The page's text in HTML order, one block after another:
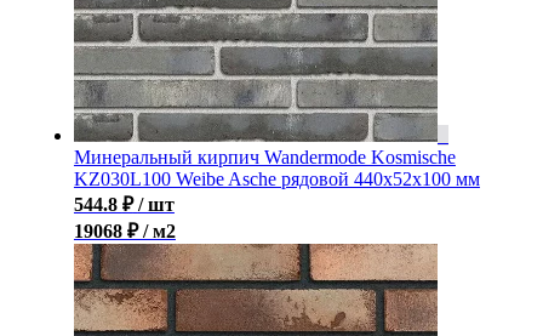
Минеральный кирпич Wandermode Kosmische
KZ030L100 Weibe Asche рядовой 440x52x100 мм
544.8 ₽ / шт
19068 ₽ / м2